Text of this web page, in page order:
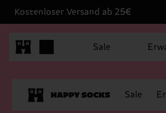
Kostenloser Versand ab 25€
Sale
Sale